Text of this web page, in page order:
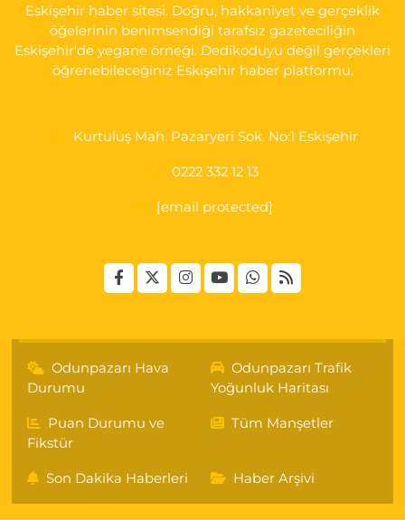
Eskişehir haber sitesi. Doğru, hakkaniyet ve gerçeklik
öğelerinin benimsendiği tarafsız gazeteciliğin
Eskişehir'de yegane örneği. Dedikoduyu değil gerçekleri
öğrenebileceğiniz Eskişehir haber platformu.
Kurtuluş Mah. Pazaryeri Sok. No:1 Eskişehir
0222 332 12 13
[email protected]
Odunpazarı Hava
Durumu
Odunpazarı Trafik
Yoğunluk Haritası
Puan Durumu ve
Fikstür
Tüm Manşetler
Son Dakika Haberleri Haber Arşivi